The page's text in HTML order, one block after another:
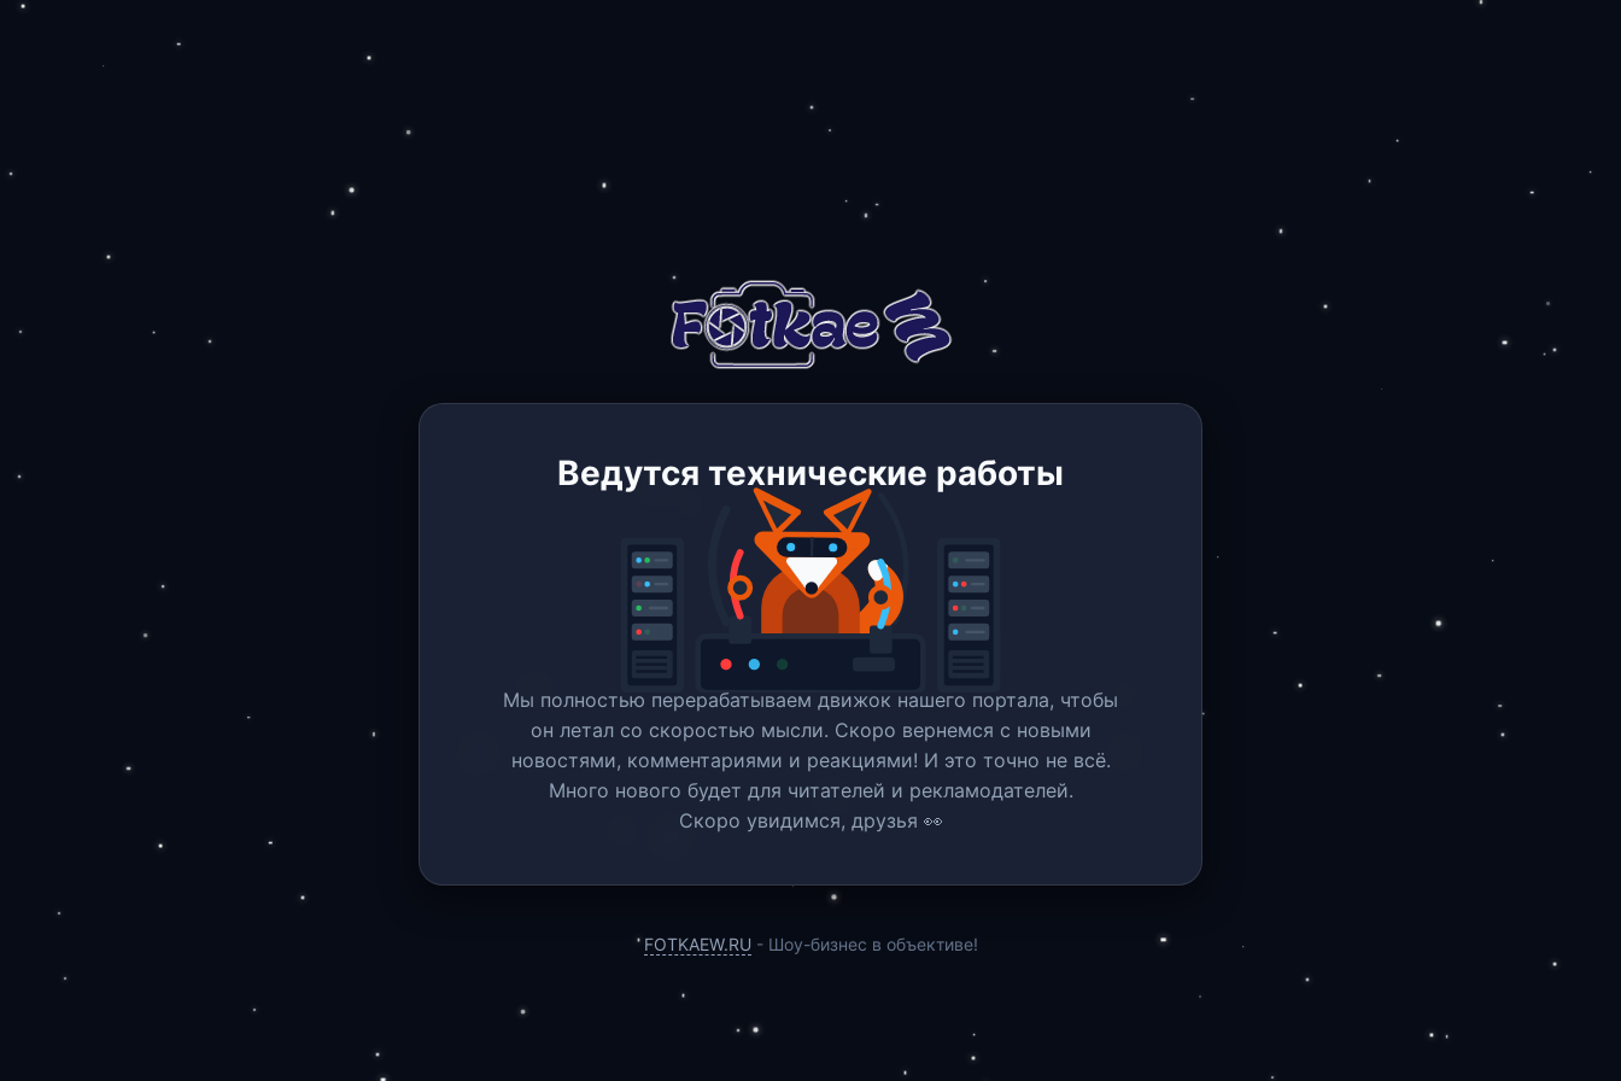
Ведутся технические работы
Мы полностью перерабатываем движок нашего портала, чтобы
он летал со скоростью мысли. Скоро вернемся c новыми
новостями, комментариями и реакциями! И это точно не всё.
Много нового будет для читателей и рекламодателей.
Скоро увидимся, друзья 👀
FOTKAEW.RU - Шоу-бизнес в объективе!